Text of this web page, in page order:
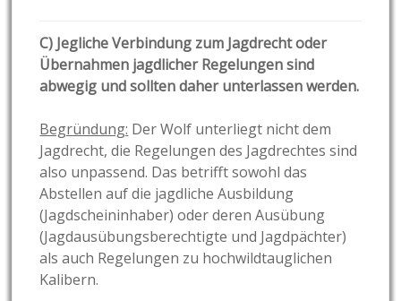
C) Jegliche Verbindung zum Jagdrecht oder
Übernahmen jagdlicher Regelungen sind
abwegig und sollten daher unterlassen werden.
Begründung: Der Wolf unterliegt nicht dem
Jagdrecht, die Regelungen des Jagdrechtes sind
also unpassend. Das betrifft sowohl das
Abstellen auf die jagdliche Ausbildung
(Jagdscheininhaber) oder deren Ausübung
(Jagdausübungsberechtigte und Jagdpächter)
als auch Regelungen zu hochwildtauglichen
Kalibern.